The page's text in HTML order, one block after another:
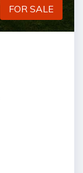
FOR SALE